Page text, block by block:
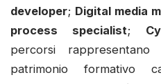
developer; Digital media
process specialist;
percorsi
patrimonio formativo